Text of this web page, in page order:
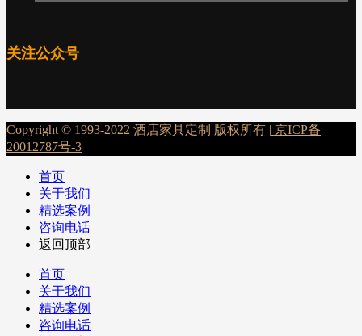
关注公众号
Copyright © 1993-2022 酒店家具定制 版权所有 | 京ICP备
20012787号-3
首页
关于我们
精选案例
咨询电话
返回顶部
首页
关于我们
精选案例
咨询电话